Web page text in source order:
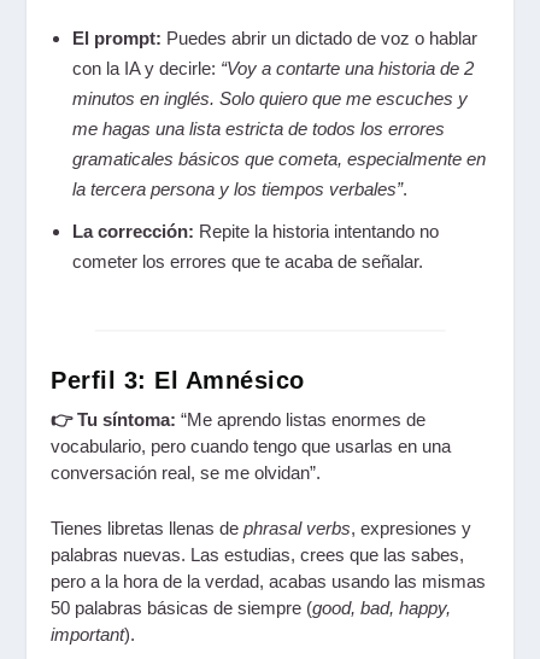
El prompt: Puedes abrir un dictado de voz o hablar
con la IA y decirle: “Voy a contarte una historia de 2
minutos en inglés. Solo quiero que me escuches y
me hagas una lista estricta de todos los errores
gramaticales básicos que cometa, especialmente en
la tercera persona y los tiempos verbales”.
La corrección: Repite la historia intentando no
cometer los errores que te acaba de señalar.
Perfil 3: El Amnésico
👉 Tu síntoma: “Me aprendo listas enormes de
vocabulario, pero cuando tengo que usarlas en una
conversación real, se me olvidan”.
Tienes libretas llenas dephrasal verbs, expresiones y
palabras nuevas. Las estudias, crees que las sabes,
pero a la hora de la verdad, acabas usando las mismas
50 palabras básicas de siempre (good, bad, happy,
important).